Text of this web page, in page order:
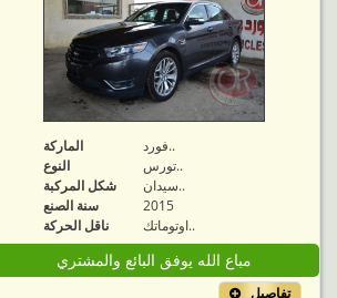
الماركة
فورد..
النوع
تورس..
شكل المركبة
سيدان..
سنة الصنع
2015
ناقل الحركة
اوتوماتك..
مباع الله يوفق البائع والمشتري
تفاصيل